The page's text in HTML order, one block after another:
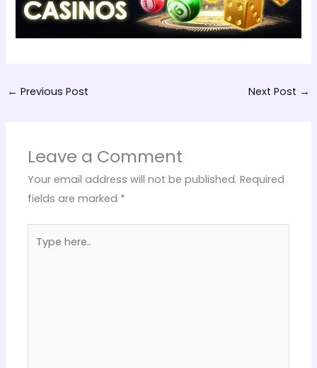
← Previous Post Next Post →
Leave a Comment
Your email address will not be published. Required
fields are marked *
here..